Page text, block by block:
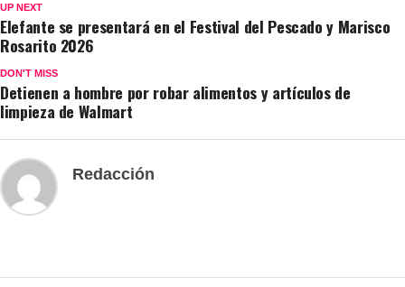
UP NEXT
Elefante se presentará en el Festival del Pescado y Marisco
Rosarito 2026
DON'T MISS
Detienen a hombre por robar alimentos y artículos de
limpieza de Walmart
Redacción